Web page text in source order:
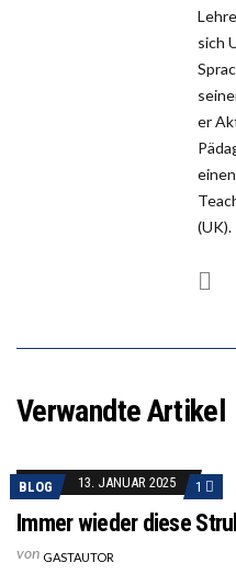
sich
er
(UK).
Verwandte Artikel
BLOG 13. JANUAR 2025 1
Immer wieder diese
von GASTAUTOR